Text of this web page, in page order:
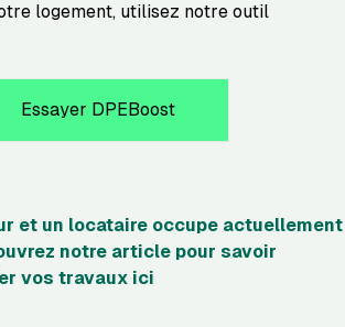
logement, utilisez notre outil
Essayer DPEBoost
et un locataire occupe actuellement
notre article pour savoir
vos travaux ici